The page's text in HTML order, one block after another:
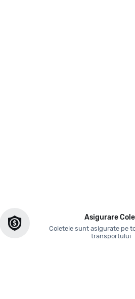
Asigurare
Coletele sunt asigurate pe
transportului